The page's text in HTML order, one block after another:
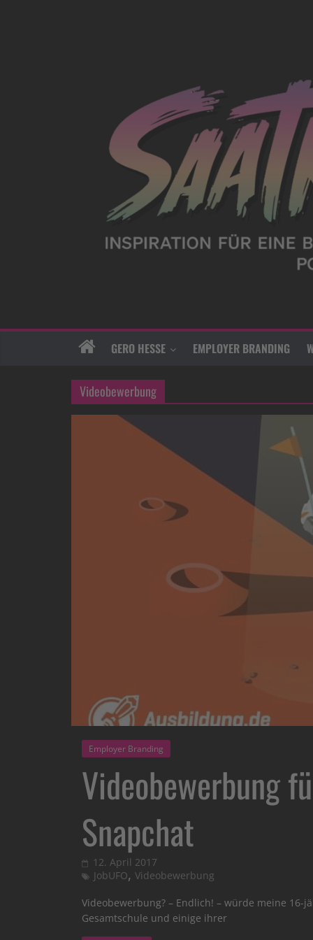
GERO HESSE EMPLOYER BRANDING
Videobewerbung
Employer Branding
Videobewerbung
Snapchat
12. April 2017
JobUFO, Videobewerbung
Videobewerbung? – Endlich! – würde meine 16-
Gesamtschule und einige ihrer